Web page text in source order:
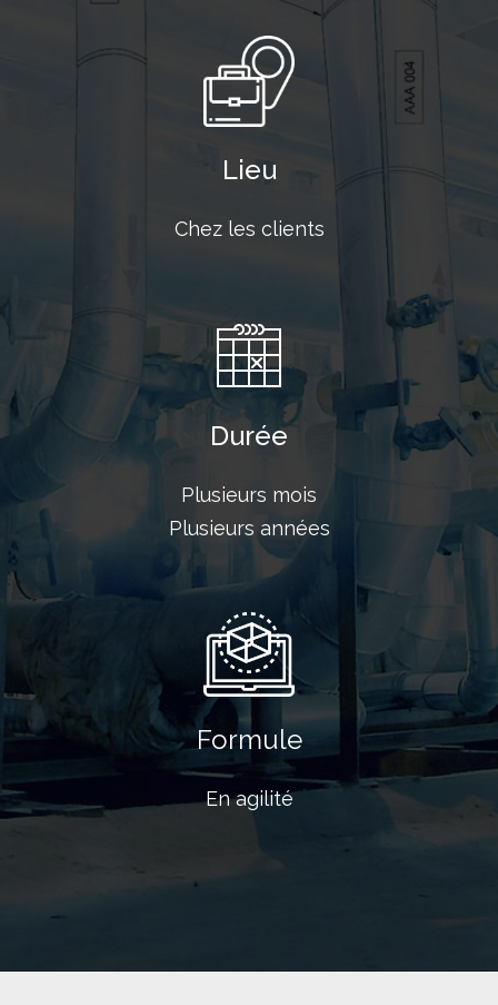
Lieu
Chez les clients
Durée
Plusieurs mois
Plusieurs années
Formule
En agilité